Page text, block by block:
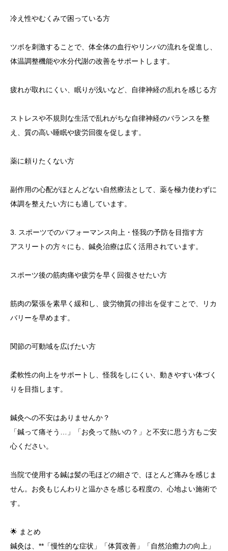
冷え性やむくみで困っている方
ツボを刺激することで、体全体の血行やリンパの流れを促進し、
体温調整機能や水分代謝の改善をサポートします。
疲れが取れにくい、眠りが浅いなど、自律神経の乱れを感じる方
ストレスや不規則な生活で乱れがちな自律神経のバランスを整
え、質の高い睡眠や疲労回復を促します。
薬に頼りたくない方
副作用の心配がほとんどない自然療法として、薬を極力使わずに
体調を整えたい方にも適しています。
3. スポーツでのパフォーマンス向上・怪我の予防を目指す方
アスリートの方々にも、鍼灸治療は広く活用されています。
スポーツ後の筋肉痛や疲労を早く回復させたい方
筋肉の緊張を素早く緩和し、疲労物質の排出を促すことで、リカ
バリーを早めます。
関節の可動域を広げたい方
柔軟性の向上をサポートし、怪我をしにくい、動きやすい体づく
りを目指します。
鍼灸への不安はありませんか？
「鍼って痛そう…」「お灸って熱いの？」と不安に思う方もご安
心ください。
当院で使用する鍼は髪の毛ほどの細さで、ほとんど痛みを感じま
せん。お灸もじんわりと温かさを感じる程度の、心地よい施術で
す。
🌟 まとめ
鍼灸は、**「慢性的な症状」「体質改善」「自然治癒力の向上」